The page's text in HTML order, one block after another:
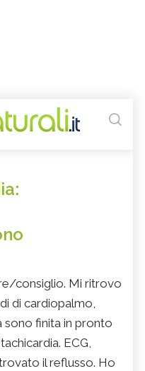
consiglio. Mi ritrovo
di cardiopalmo,
sono finita in pronto
ECG,
il reflusso. Ho